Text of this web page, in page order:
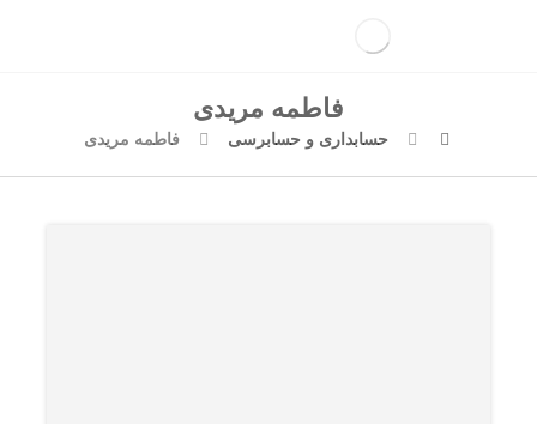
فاطمه مریدی
حسابداری و حسابرسی فاطمه مریدی